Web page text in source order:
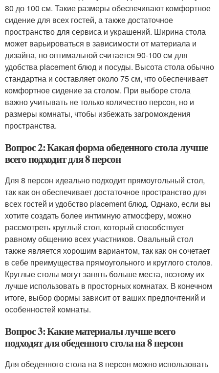
80 до 100 см. Такие размеры обеспечивают комфортное
сидение для всех гостей, а также достаточное
пространство для сервиса и украшений. Ширина стола
может варьироваться в зависимости от материала и
дизайна, но оптимальной считается 90-100 см для
удобства placement блюд и посуды. Высота стола обычно
стандартна и составляет около 75 см, что обеспечивает
комфортное сидение за столом. При выборе стола
важно учитывать не только количество персон, но и
размеры комнаты, чтобы избежать загромождения
пространства.
Вопрос 2: Какая форма обеденного стола лучше
всего подходит для 8 персон
Для 8 персон идеально подходит прямоугольный стол,
так как он обеспечивает достаточное пространство для
всех гостей и удобство placement блюд. Однако, если вы
хотите создать более интимную атмосферу, можно
рассмотреть круглый стол, который способствует
равному общению всех участников. Овальный стол
также является хорошим вариантом, так как он сочетает
в себе преимущества прямоугольного и круглого столов.
Круглые столы могут занять больше места, поэтому их
лучше использовать в просторных комнатах. В конечном
итоге, выбор формы зависит от ваших предпочтений и
особенностей комнаты.
Вопрос 3: Какие материалы лучше всего
подходят для обеденного стола на 8 персон
Для обеденного стола на 8 персон можно использовать